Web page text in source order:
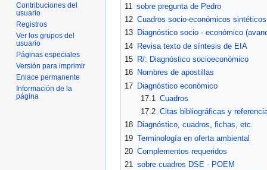
11 sobre pregunta de Pedro
12 Cuadros socio-económicos sintéticos
13 Diagnóstico socio - económico
14 Revisa texto de síntesis de EIA
15 R/: Diagnóstico socioeconómico
16 Nombres de apostillas
17 Diagnóstico económico
17.1 Cuadros
17.2 Citas bibliográficas y
18 Diagnóstico, cuadros, fichas, etc.
19 Terminología en oferta ambiental
20 Complementos requeridos
21 sobre cuadros DSE - POEM
Contribuciones del
usuario
Registros
Ver los grupos del
usuario
Páginas especiales
Versión para imprimir
Enlace permanente
Información de la
página